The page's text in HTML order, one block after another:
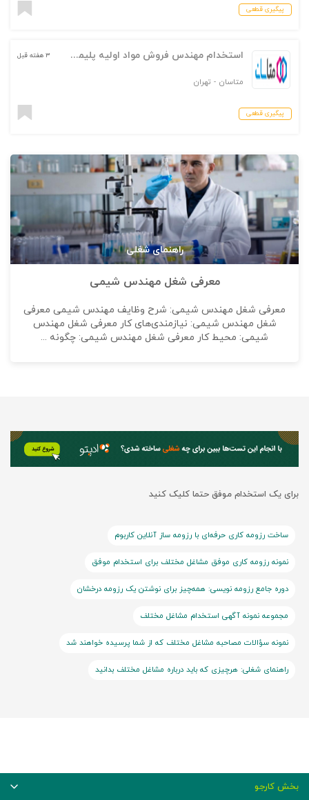
پیگیری قطعی
استخدام مهندس فروش مواد اولیه پلیمری(پلاستیک و لاستیک)
متاسان - تهران
۳ هفته قبل
پیگیری قطعی
راهنمای شغلی
معرفی شغل مهندس شیمی
معرفی شغل مهندس شیمی: شرح وظایف مهندس شیمی معرفی
شغل مهندس شیمی: نیازمندی‌های کار معرفی شغل مهندس
شیمی: محیط کار معرفی شغل مهندس شیمی: چگونه ...
برای یک استخدام موفق حتما کلیک کنید
ساخت رزومه کاری حرفه‌ای با رزومه ساز آنلاین کاربوم
نمونه رزومه کاری موفق مشاغل مختلف برای استخدام موفق
دوره جامع رزومه نویسی: همه‌چیز برای نوشتن یک رزومه درخشان
مجموعه نمونه آگهی استخدام مشاغل مختلف
نمونه سؤالات مصاحبه مشاغل مختلف که از شما پرسیده خواهند شد
راهنمای شغلی: هرچیزی که باید درباره مشاغل مختلف بدانید
بخش کارجو